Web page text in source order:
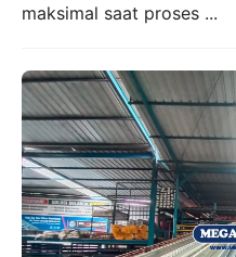
maksimal saat proses ...